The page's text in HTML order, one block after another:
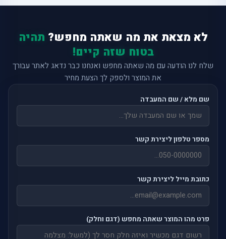
לא מצאת את מה שאתה מחפש? תהיה
בטוח שזה קיים!
שלח לנו הודעה עם מה שאתה מחפש ואנחנו כבר נדאג לאתר עבורך
את המוצר ולספק לך הצעת מחיר
שם מלא / שם המעבדה
מספר טלפון ליצירת קשר
כתובת מייל ליצירת קשר
פרט מהו המוצר שאתה מחפש (דגם וחלק)